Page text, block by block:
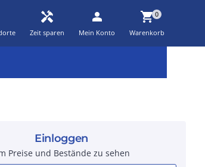
handyman
Zeit sparen
person
Mein Konto
shopping_cart0
Warenkorb
Einloggen
Preise und Bestände zu sehen